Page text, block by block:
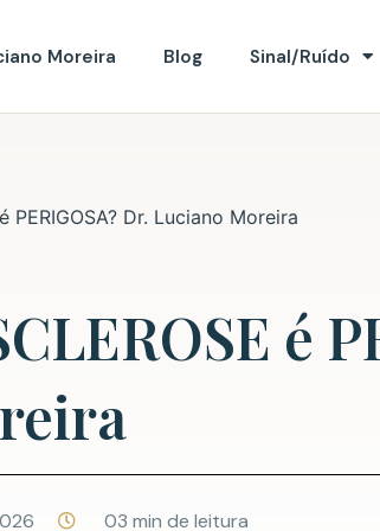
Moreira Blog Sinal/Ruído
PERIGOSA? Dr. Luciano Moreira
é
03 min de leitura